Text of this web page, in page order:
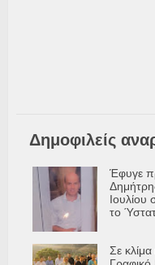
Δημοφιλείς
Έφυγε
Ιουλίου
το
Σε